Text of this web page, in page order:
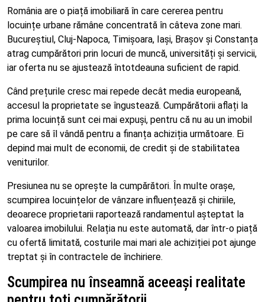
România are o piață imobiliară în care cererea pentru
locuințe urbane rămâne concentrată în câteva zone mari.
Bucureștiul, Cluj-Napoca, Timișoara, Iași, Brașov și Constanța
atrag cumpărători prin locuri de muncă, universități și servicii,
iar oferta nu se ajustează întotdeauna suficient de rapid.
Când prețurile cresc mai repede decât media europeană,
accesul la proprietate se îngustează. Cumpărătorii aflați la
prima locuință sunt cei mai expuși, pentru că nu au un imobil
pe care să îl vândă pentru a finanța achiziția următoare. Ei
depind mai mult de economii, de credit și de stabilitatea
veniturilor.
Presiunea nu se oprește la cumpărători. În multe orașe,
scumpirea locuințelor de vânzare influențează și chiriile,
deoarece proprietarii raportează randamentul așteptat la
valoarea imobilului. Relația nu este automată, dar într-o piață
cu ofertă limitată, costurile mai mari ale achiziției pot ajunge
treptat și în contractele de închiriere.
Scumpirea nu înseamnă aceeași realitate